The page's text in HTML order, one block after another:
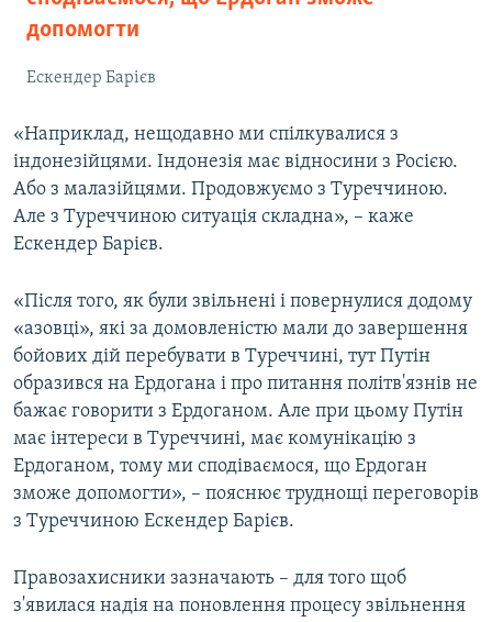
допомогти
Ескендер Барієв
«Наприклад, нещодавно ми спілкувалися з
індонезійцями. Індонезія має відносини з Росією.
Або з малазійцями. Продовжуємо з Туреччиною.
Але з Туреччиною ситуація складна», – каже
Ескендер Барієв.
«Після того, як були звільнені і повернулися додому
«азовці», які за домовленістю мали до завершення
бойових дій перебувати в Туреччині, тут Путін
образився на Ердогана і про питання політв'язнів не
бажає говорити з Ердоганом. Але при цьому Путін
має інтереси в Туреччині, має комунікацію з
Ердоганом, тому ми сподіваємося, що Ердоган
зможе допомогти», – пояснює труднощі переговорів
з Туреччиною Ескендер Барієв.
Правозахисники зазначають – для того щоб
з'явилася надія на поновлення процесу звільнення